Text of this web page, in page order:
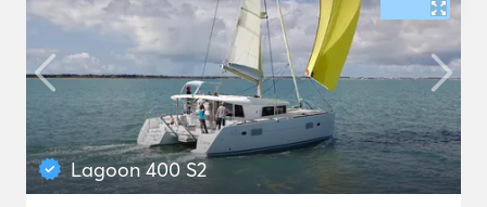
Lagoon 400 S2